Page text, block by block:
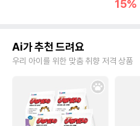
15%
Ai가 추천 드려요
우리 아이를 위한 맞춤 취향 저격 상품